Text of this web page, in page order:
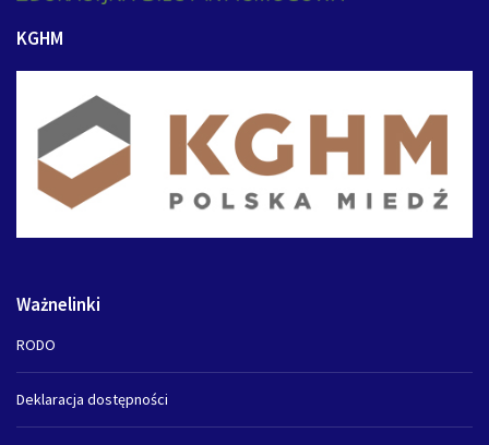
KGHM
Ważnelinki
RODO
Deklaracja dostępności